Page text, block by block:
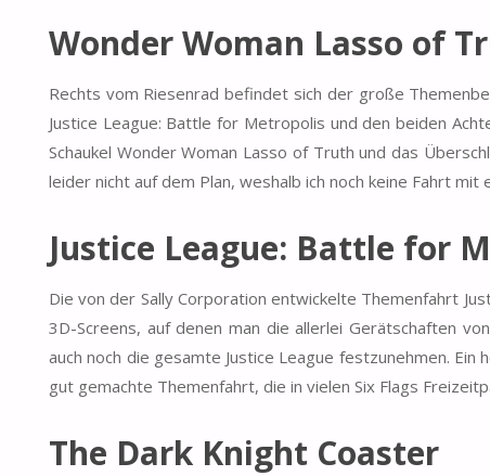
Wonder Woman Lasso of
Rechts vom Riesenrad befindet sich der große
Justice League: Battle for Metropolis und den beiden
Schaukel Wonder Woman Lasso of Truth und das
leider nicht auf dem Plan, weshalb ich noch keine Fahrt
Justice League: Battle for
Die von der Sally Corporation entwickelte Themenfahrt
3D-Screens, auf denen man die allerlei Gerätschaften
auch noch die gesamte Justice League festzunehmen.
gut gemachte Themenfahrt, die in vielen Six Flags
The Dark Knight Coaster